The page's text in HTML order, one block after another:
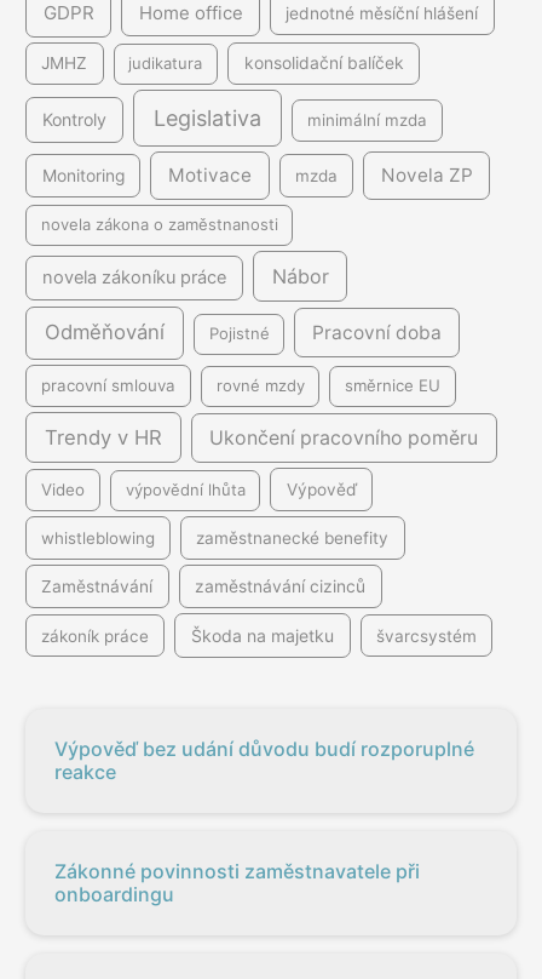
GDPR Home office jednotné měsíční hlášení
JMHZ judikatura konsolidační balíček
Kontroly Legislativa minimální mzda
Monitoring Motivace mzda Novela ZP
novela zákona o zaměstnanosti
novela zákoníku práce Nábor
Odměňování Pojistné Pracovní doba
pracovní smlouva rovné mzdy směrnice EU
Trendy v HR Ukončení pracovního poměru
Video výpovědní lhůta Výpověď
whistleblowing zaměstnanecké benefity
Zaměstnávání zaměstnávání cizinců
zákoník práce Škoda na majetku švarcsystém
Výpověď bez udání důvodu budí rozporuplné
reakce
Zákonné povinnosti zaměstnavatele při
onboardingu